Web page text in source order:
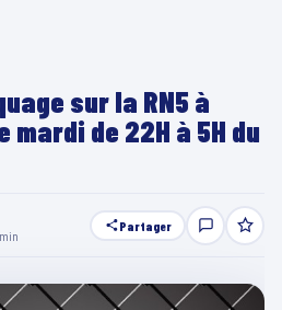
sur la RN5 à
mardi de 22H à 5H du
Partager